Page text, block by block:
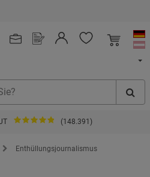
(148.391)
ShopEnthüllungsjournalismus